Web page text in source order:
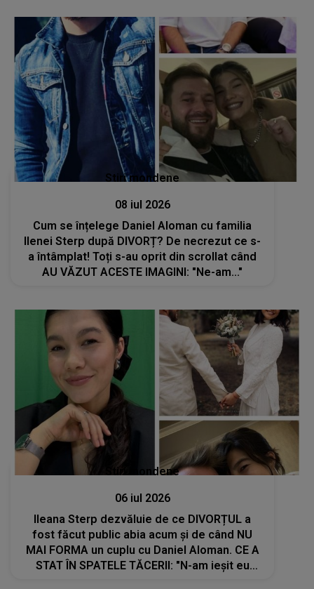
Stiri mondene
08 iul 2026
Cum se înțelege Daniel Aloman cu familia
Ilenei Sterp după DIVORȚ? De necrezut ce s-
a întâmplat! Toți s-au oprit din scrollat când
AU VĂZUT ACESTE IMAGINI: "Ne-am..."
Stiri mondene
06 iul 2026
Ileana Sterp dezvăluie de ce DIVORȚUL a
fost făcut public abia acum și de când NU
MAI FORMA un cuplu cu Daniel Aloman. CE A
STAT ÎN SPATELE TĂCERII: "N-am ieșit eu